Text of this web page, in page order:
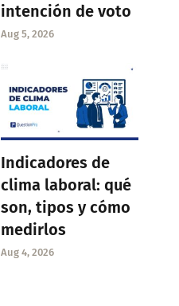
intención de voto
Aug 5, 2026
Indicadores de
clima laboral: qué
son, tipos y cómo
medirlos
Aug 4, 2026